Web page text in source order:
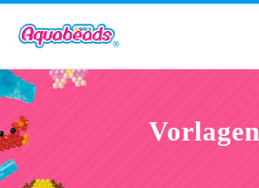
Vorlagen